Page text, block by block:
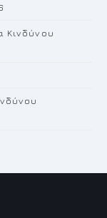
Κινδύνου